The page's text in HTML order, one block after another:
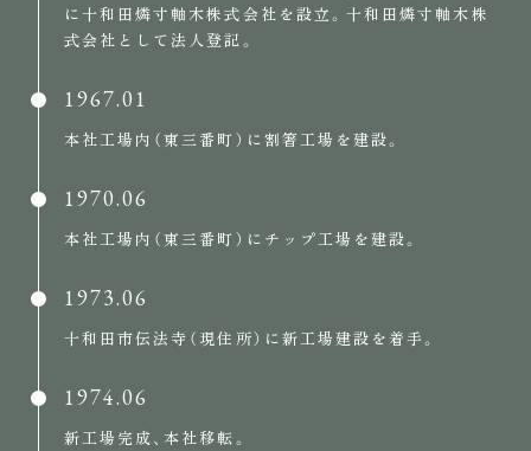
に十和田燐寸軸木株式会社を設立。十和田燐寸軸木株
式会社として法人登記。
1967.01
本社工場内（東三番町）に割箸工場を建設。
1970.06
本社工場内（東三番町）にチップ工場を建設。
1973.06
十和田市伝法寺（現住所）に新工場建設を着手。
1974.06
新工場完成、本社移転。